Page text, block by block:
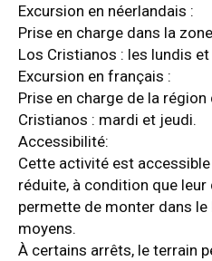
Excursion en néerlandais :
Prise en charge dans la
Los Cristianos : les lundis
Excursion en français :
Prise en charge de la
Cristianos : mardi et jeudi.
Accessibilité:
Cette activité est
réduite, à condition que
permette de monter dans le
moyens.
À certains arrêts, le terrain